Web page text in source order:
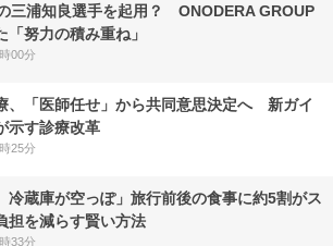
三浦知良選手を起用？ ONODERA GROUP
「努力の積み重ね」
00分
、「医師任せ」から共同意思決定へ 新ガイ
示す診療改革
25分
冷蔵庫が空っぽ」旅行前後の食事に約5割がス
担を減らす賢い方法
33分